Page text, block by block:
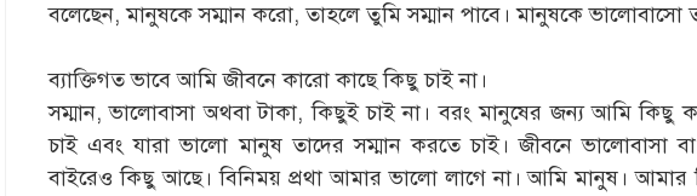
বলেছেন, মানুষকে সম্মান করো, তাহলে তুমি সম্মান পাবে। মানুষকে ভালোবাসো
ব্যাক্তিগত ভাবে আমি জীবনে কারো কাছে কিছু চাই না।
সম্মান, ভালোবাসা অথবা টাকা, কিছুই চাই না। বরং মানুষের জন্য আমি কিছু
চাই এবং যারা ভালো মানুষ তাদের সম্মান করতে চাই। জীবনে ভালোবাসা
বাইরেও কিছু আছে। বিনিময় প্রথা আমার ভালো লাগে না। আমি মানুষ। আমার